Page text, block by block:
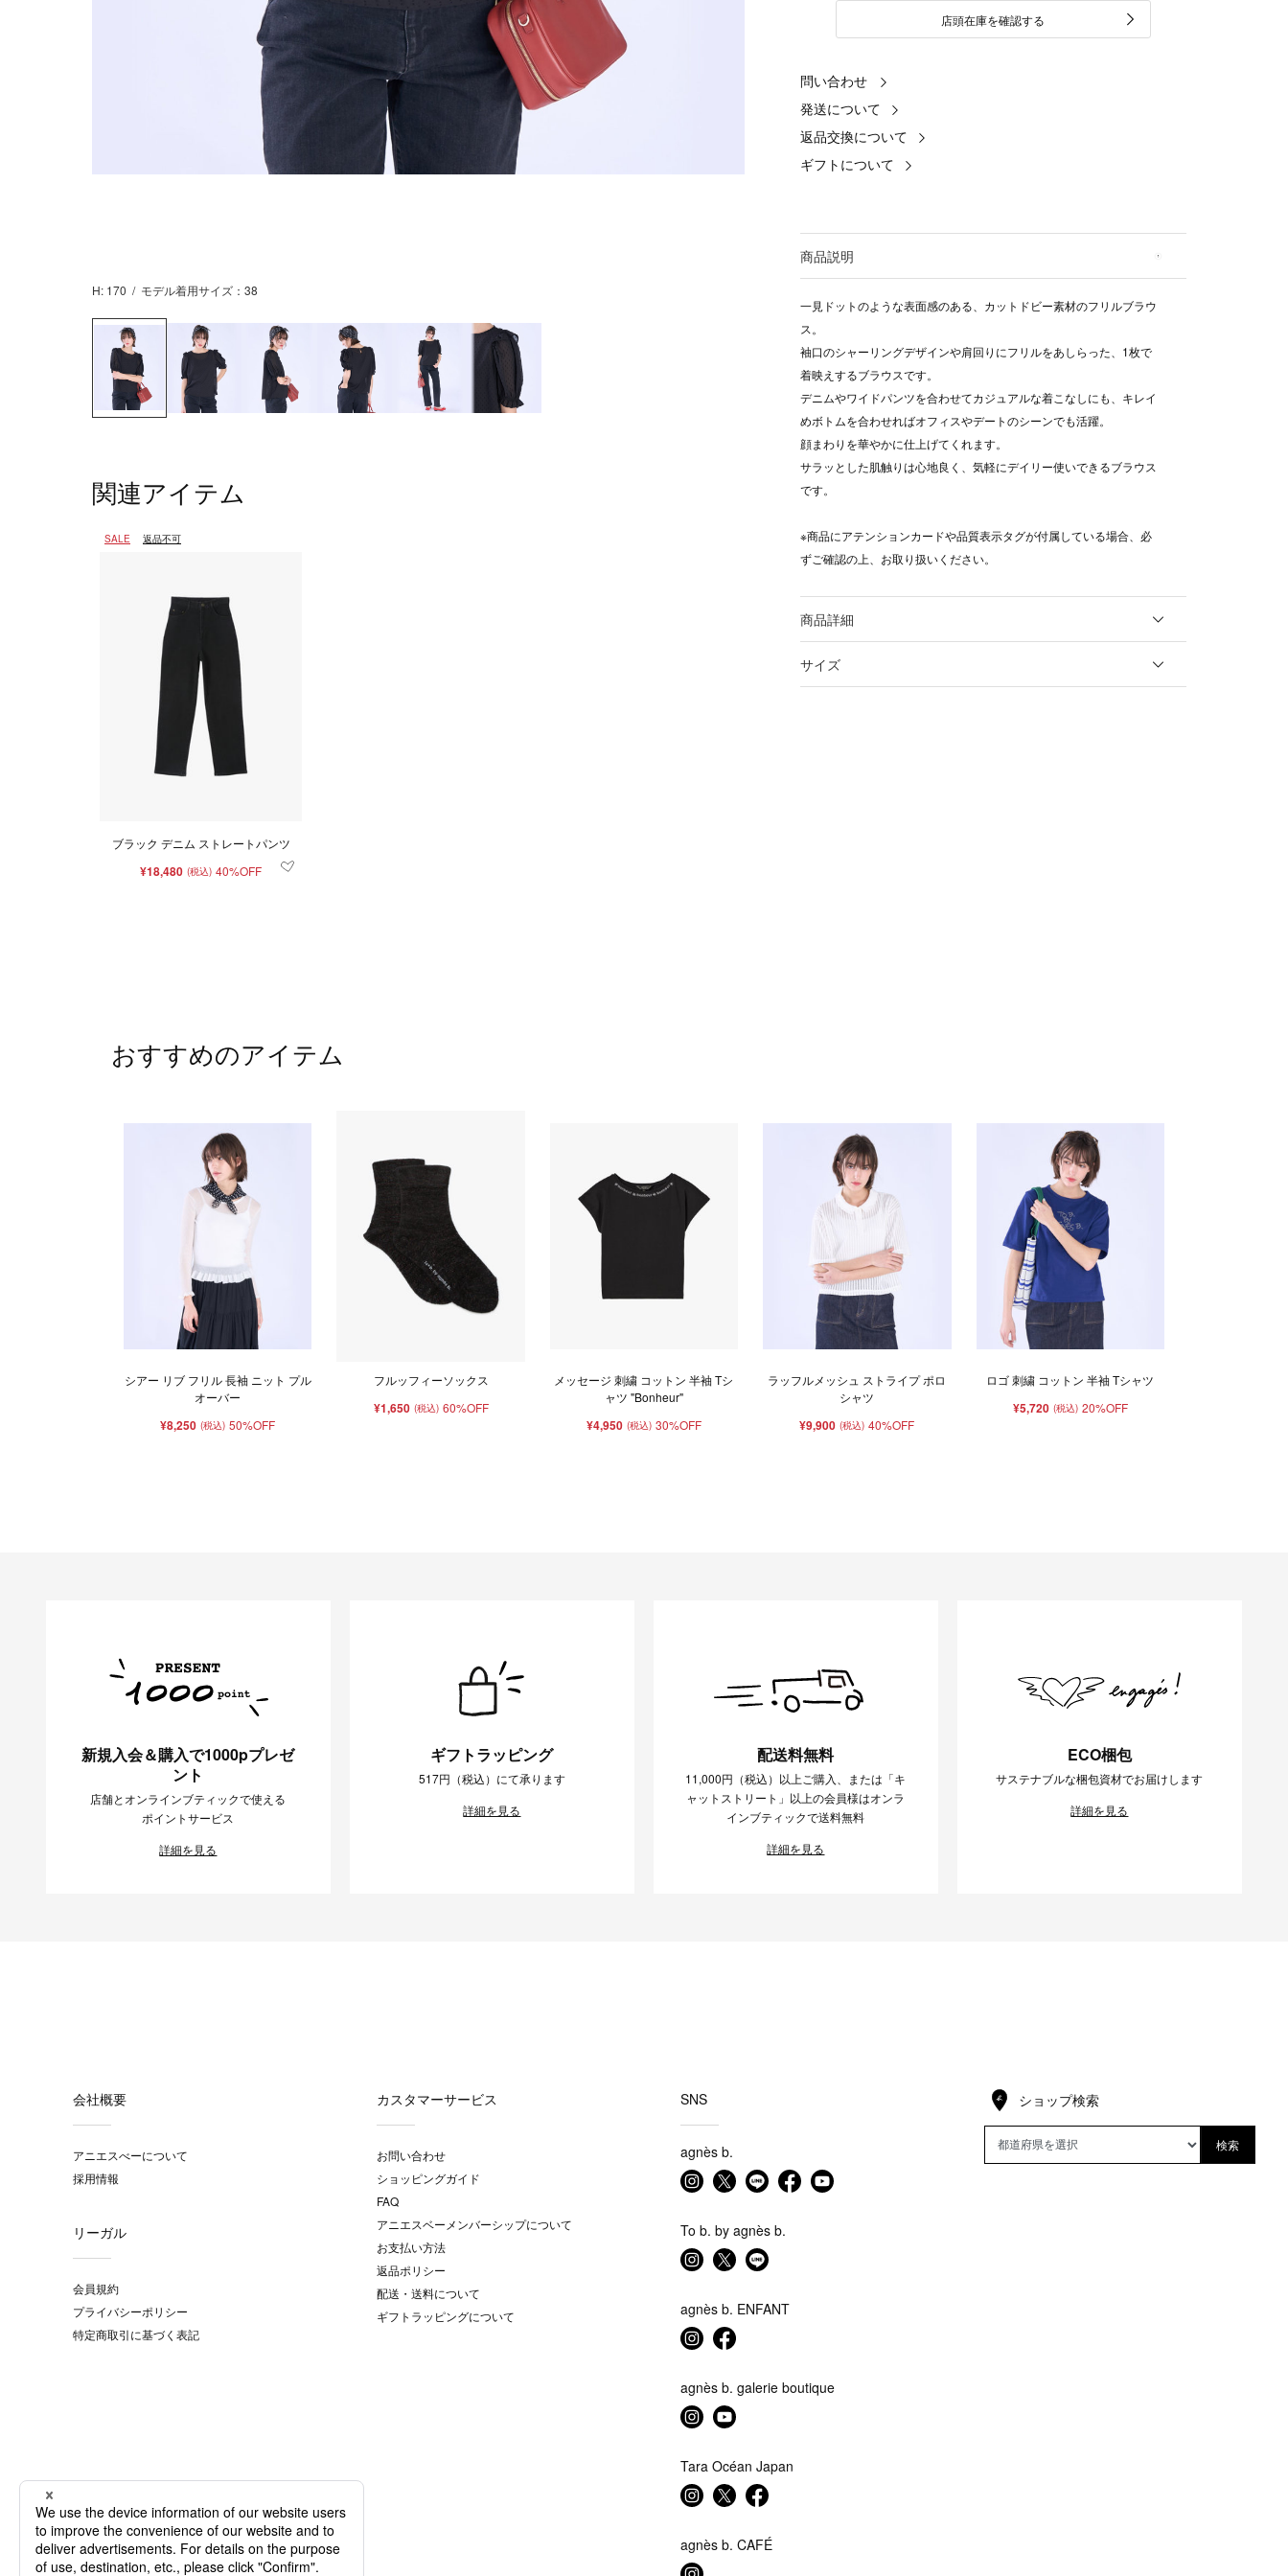
H: 170 / モデル着用サイズ：38
関連アイテム
SALE 返品不可
ブラック デニム ストレートパンツ
¥18,480 (税込) 40%OFF
店頭在庫を確認する
問い合わせ
発送について
返品交換について
ギフトについて
商品説明
一見ドットのような表面感のある、カットドビー素材のフリルブラウ
ス。
袖口のシャーリングデザインや肩回りにフリルをあしらった、1枚で
着映えするブラウスです。
デニムやワイドパンツを合わせてカジュアルな着こなしにも、キレイ
めボトムを合わせればオフィスやデートのシーンでも活躍。
顔まわりを華やかに仕上げてくれます。
サラッとした肌触りは心地良く、気軽にデイリー使いできるブラウス
です。
※商品にアテンションカードや品質表示タグが付属している場合、必
ずご確認の上、お取り扱いください。
商品詳細
サイズ
おすすめのアイテム
シアー リブ フリル 長袖 ニット プル
オーバー
¥8,250 (税込) 50%OFF
フルッフィーソックス
¥1,650 (税込) 60%OFF
メッセージ 刺繍 コットン 半袖 Tシ
ャツ "Bonheur"
¥4,950 (税込) 30%OFF
ラッフルメッシュ ストライプ ポロ
シャツ
¥9,900 (税込) 40%OFF
ロゴ 刺繍 コットン 半袖 Tシャツ
¥5,720 (税込) 20%OFF
新規入会＆購入で1000pプレゼ
ント
店舗とオンラインブティックで使える
ポイントサービス
詳細を見る
ギフトラッピング
517円（税込）にて承ります
詳細を見る
配送料無料
11,000円（税込）以上ご購入、または「キ
ャットストリート」以上の会員様はオンラ
インブティックで送料無料
詳細を見る
ECO梱包
サステナブルな梱包資材でお届けします
詳細を見る
会社概要
アニエスべーについて
採用情報
リーガル
会員規約
プライバシーポリシー
特定商取引に基づく表記
カスタマーサービス
お問い合わせ
ショッピングガイド
FAQ
アニエスベーメンバーシップについて
お支払い方法
返品ポリシー
配送・送料について
ギフトラッピングについて
SNS
agnès b.
To b. by agnès b.
agnès b. ENFANT
agnès b. galerie boutique
Tara Océan Japan
agnès b. CAFÉ
ショップ検索
検索